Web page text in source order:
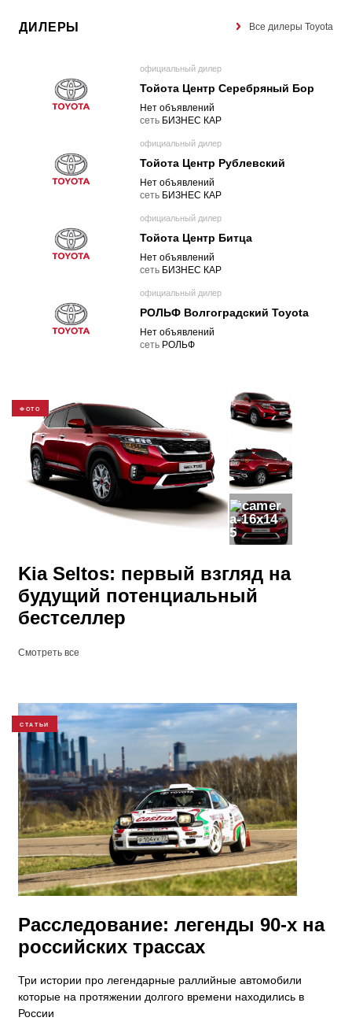
ДИЛЕРЫ Все дилеры Toyota
официальный дилер
Тойота Центр Серебряный Бор
Нет объявлений
cеть БИЗНЕС КАР
официальный дилер
Тойота Центр Рублевский
Нет объявлений
cеть БИЗНЕС КАР
официальный дилер
Тойота Центр Битца
Нет объявлений
cеть БИЗНЕС КАР
официальный дилер
РОЛЬФ Волгоградский Toyota
Нет объявлений
cеть РОЛЬФ
ФОТО
5
Kia Seltos: первый взгляд на
будущий потенциальный
бестселлер
Смотреть все
СТАТЬИ
​Расследование: легенды 90-х на
российских трассах
Три истории про легендарные раллийные автомобили
которые на протяжении долгого времени находились в
России